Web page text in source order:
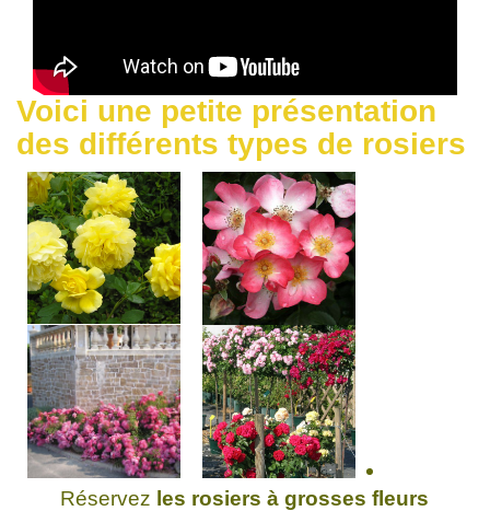
Voici une petite présentation
des différents types de rosiers
Réservez les rosiers à grosses fleurs